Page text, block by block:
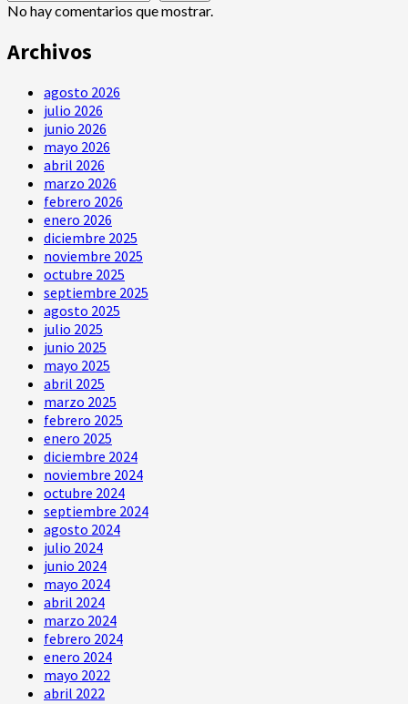
No hay comentarios que mostrar.
Archivos
agosto 2026
julio 2026
junio 2026
mayo 2026
abril 2026
marzo 2026
febrero 2026
enero 2026
diciembre 2025
noviembre 2025
octubre 2025
septiembre 2025
agosto 2025
julio 2025
junio 2025
mayo 2025
abril 2025
marzo 2025
febrero 2025
enero 2025
diciembre 2024
noviembre 2024
octubre 2024
septiembre 2024
agosto 2024
julio 2024
junio 2024
mayo 2024
abril 2024
marzo 2024
febrero 2024
enero 2024
mayo 2022
abril 2022